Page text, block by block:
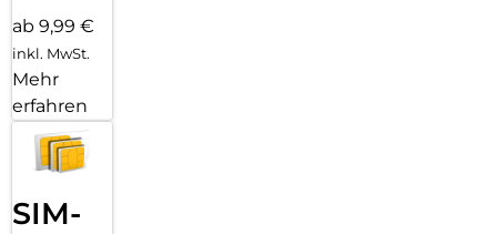
ab 9,99 €
inkl. MwSt.
Mehr
erfahren
SIM-